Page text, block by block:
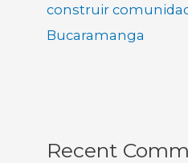
construir
Bucaramanga
Recent